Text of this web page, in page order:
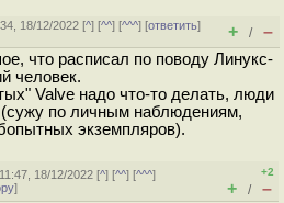
18/12/2022 [^] [^^] [^^^] [ответить]
+ / –
что расписал по поводу Линукс-
человек.
Valve надо что-то делать, люди
по личным наблюдениям,
экземпляров).
18/12/2022 [^] [^^] [^^^]
]
+2
+ / –